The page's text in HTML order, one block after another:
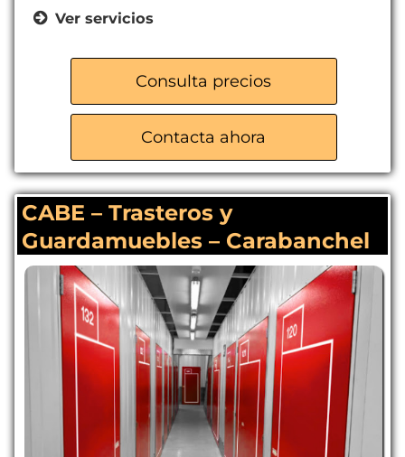
Ver servicios
Guarda muebles
Vigilancia 24 horas
Póliza multirriesgo incluida
Carga y descarga en interior
Consulta precios
Contacta ahora
CABE – Trasteros y
Guardamuebles – Carabanchel